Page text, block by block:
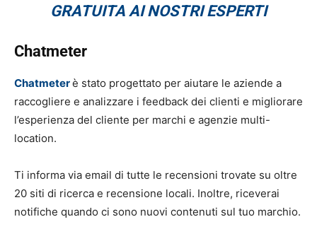
GRATUITA AI NOSTRI ESPERTI
Chatmeter
Chatmeterè stato progettato per aiutare le aziende a
raccogliere e analizzare i feedback dei clienti e migliorare
l’esperienza del cliente per marchi e agenzie multi-
location.
Ti informa via email di tutte le recensioni trovate su oltre
20 siti di ricerca e recensione locali. Inoltre, riceverai
notifiche quando ci sono nuovi contenuti sul tuo marchio.